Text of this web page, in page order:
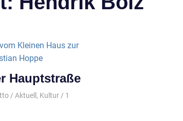
Hauptstraße
Aktuell , Kultur/ 1